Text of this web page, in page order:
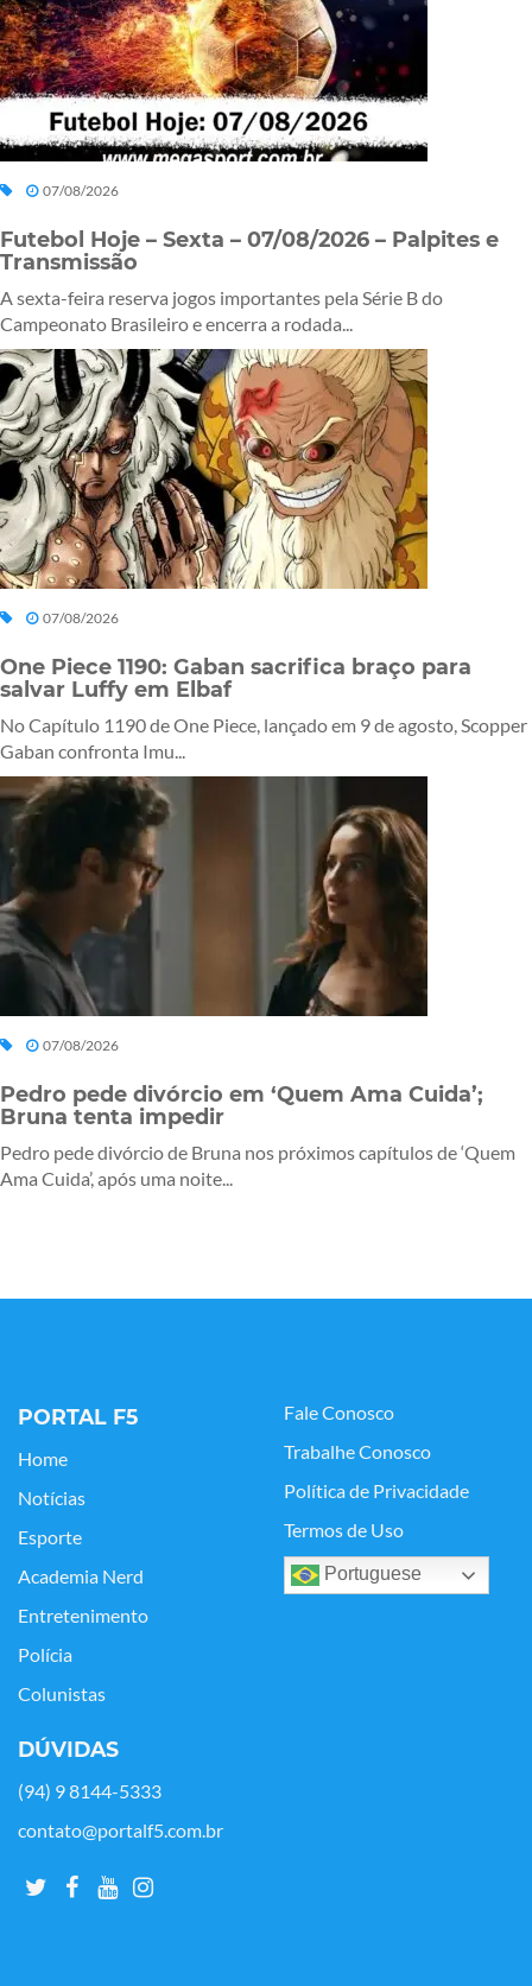
07/08/2026
Futebol Hoje – Sexta – 07/08/2026 – Palpites e
Transmissão
A sexta-feira reserva jogos importantes pela Série B do
Campeonato Brasileiro e encerra a rodada...
07/08/2026
One Piece 1190: Gaban sacrifica braço para
salvar Luffy em Elbaf
No Capítulo 1190 de One Piece, lançado em 9 de agosto, Scopper
Gaban confronta Imu...
07/08/2026
Pedro pede divórcio em ‘Quem Ama Cuida’;
Bruna tenta impedir
Pedro pede divórcio de Bruna nos próximos capítulos de ‘Quem
Ama Cuida’, após uma noite...
PORTAL F5
Home
Notícias
Esporte
Academia Nerd
Entretenimento
Polícia
Colunistas
Fale Conosco
Trabalhe Conosco
Política de Privacidade
Termos de Uso
Portuguese
DÚVIDAS
(94) 9 8144-5333
contato@portalf5.com.br